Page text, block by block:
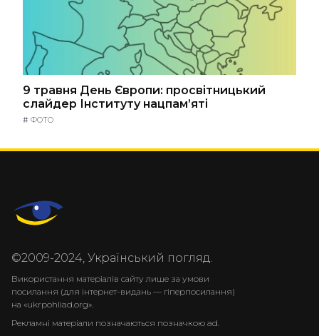
9 травня День Європи: просвітницький
слайдер Інституту нацпам’яті
# ФОТО
©2009-2024, Український погляд.
Використання матеріалів сайту лише за умови
посилання (для інтернет-видань — гіперпосилання)
на «ukrpohliad.org».
Рекламні матеріали позначаються позначкою ad.